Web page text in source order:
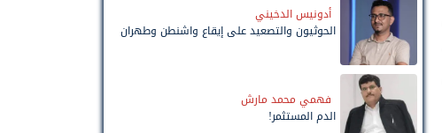
أدونيس الدخيني
الحوثيون والتصعيد على إيقاع واشنطن وطهران
فهمي محمد مارش
الدم المستثمر!